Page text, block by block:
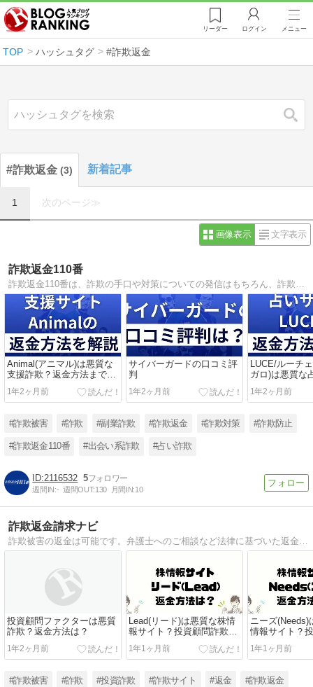
リーダー ログイン メニュー
TOP ハッシュタグ #詐欺返金
検索
#詐欺返金 3 新着記事
1 次のページ≫
画像表示 文字表示
詐欺返金110番
詐欺返金110番は、詐欺の手口や対策についての発信はもちろん、詐欺被害の返金方法について詳しく解説しているサイトです。詐欺被害の返金相談から返金解決まで、完全無料でサポートしていますので、お気軽にご相談くださいませ。
Animal(アニマル)は悪質な
支援詐欺？返金方法まで解
説
1年2ヶ月前
サイバーガードの口コミ評
判
1年2ヶ月前
LUCE/ルーチ
ガロ)は悪質な
金方法まで解説
1年2ヶ月前
#詐欺被害 #詐欺 #副業詐欺 #詐欺返金 #詐欺対策 #詐欺防止
#詐欺返金110番 #出会い系詐欺 #占い詐欺
2116532 5
週間IN:- 週間OUT:130 月間IN:10
詐欺返金請求ナビ
詐欺被害の返金は可能です。弁護士へのご相談など法律に基づいた返金方法をご紹介します。
投資顧問ファクターは悪質
詐欺？返金方法は？
1年2ヶ月前
Lead(リード)は悪質な株情
報サイト？投資顧問詐欺？
返金方法は？
1年1ヶ月前
ニーズ(Needs)
情報サイト？
欺？返金方法
1年1ヶ月前
#詐欺被害 #詐欺 #投資詐欺 #詐欺サイト #返金 #詐欺返金